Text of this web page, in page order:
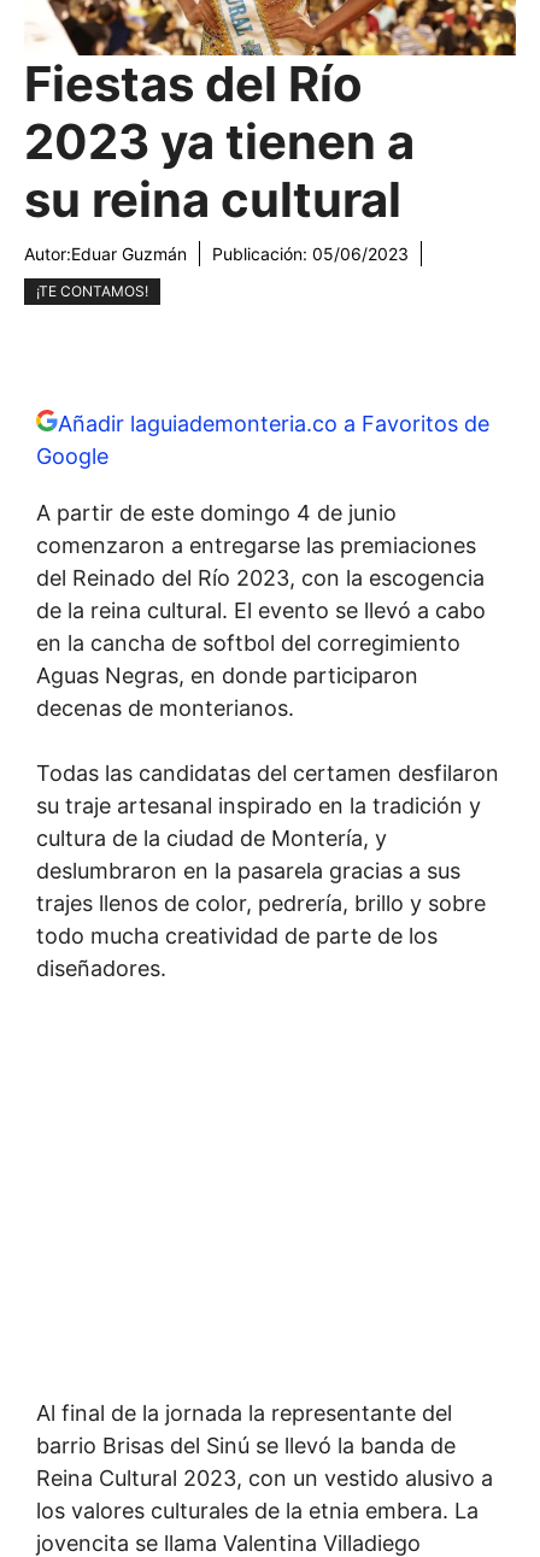
Fiestas del Río
2023 ya tienen a
su reina cultural
Autor:Eduar Guzmán Publicación: 05/06/2023
¡TE CONTAMOS!
Añadir laguiademonteria.co a Favoritos de
Google
A partir de este domingo 4 de junio
comenzaron a entregarse las premiaciones
del Reinado del Río 2023, con la escogencia
de la reina cultural. El evento se llevó a cabo
en la cancha de softbol del corregimiento
Aguas Negras, en donde participaron
decenas de monterianos.
Todas las candidatas del certamen desfilaron
su traje artesanal inspirado en la tradición y
cultura de la ciudad de Montería, y
deslumbraron en la pasarela gracias a sus
trajes llenos de color, pedrería, brillo y sobre
todo mucha creatividad de parte de los
diseñadores.
Al final de la jornada la representante del
barrio Brisas del Sinú se llevó la banda de
Reina Cultural 2023, con un vestido alusivo a
los valores culturales de la etnia embera. La
jovencita se llama Valentina Villadiego